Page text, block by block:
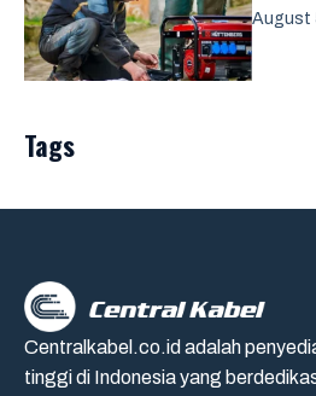
August
Tags
Centralkabel.co.id adalah
tinggi di Indonesia yang